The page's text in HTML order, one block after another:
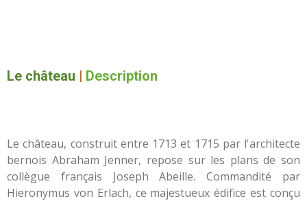
Le château Description
Le château, construit entre 1713 et 1715 par l'architecte
bernois Abraham Jenner, repose sur les plans de son
collègue français Joseph Abeille. Commandité par
Hieronymus von Erlach, ce majestueux édifice est conçu